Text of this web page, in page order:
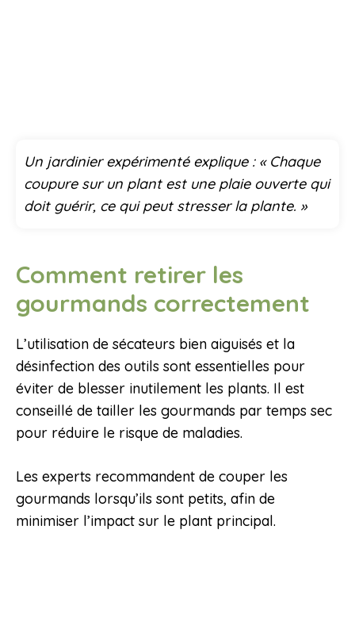
Un jardinier expérimenté explique : « Chaque
coupure sur un plant est une plaie ouverte qui
doit guérir, ce qui peut stresser la plante. »
Comment retirer les
gourmands correctement
L’utilisation de sécateurs bien aiguisés et la
désinfection des outils sont essentielles pour
éviter de blesser inutilement les plants. Il est
conseillé de tailler les gourmands par temps sec
pour réduire le risque de maladies.
Les experts recommandent de couper les
gourmands lorsqu’ils sont petits, afin de
minimiser l’impact sur le plant principal.